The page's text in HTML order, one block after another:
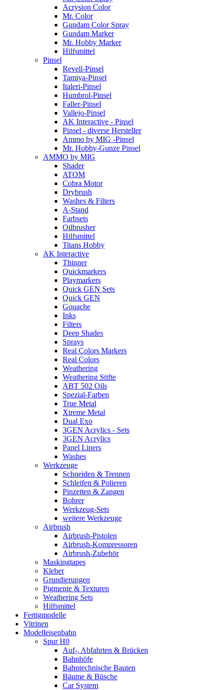
Acrysion Color
Mr. Color
Gundam Color Spray
Gundam Marker
Mr. Hobby Marker
Hilfsmittel
Pinsel
Revell-Pinsel
Tamiya-Pinsel
Italeri-Pinsel
Humbrol-Pinsel
Faller-Pinsel
Vallejo-Pinsel
AK Interactive - Pinsel
Pinsel - diverse Hersteller
Ammo by MIG -Pinsel
Mr. Hobby-Gunze Pinsel
AMMO by MIG
Shader
ATOM
Cobra Motor
Drybrush
Washes & Filters
A-Stand
Farbsets
Oilbrusher
Hilfsmittel
Titans Hobby
AK Interactive
Thinner
Quickmarkers
Playmarkers
Quick GEN Sets
Quick GEN
Gouache
Inks
Filters
Deep Shades
Sprays
Real Colors Markers
Real Colors
Weathering
Weathering Stifte
ABT 502 Oils
Spezial-Farben
True Metal
Xtreme Metal
Dual Exo
3GEN Acrylics - Sets
3GEN Acrylics
Panel Liners
Washes
Werkzeuge
Schneiden & Trennen
Schleifen & Polieren
Pinzetten & Zangen
Bohrer
Werkzeug-Sets
weitere Werkzeuge
Airbrush
Airbrush-Pistolen
Airbrush-Kompressoren
Airbrush-Zubehör
Maskingtapes
Kleber
Grundierungen
Pigmente & Texturen
Weathering Sets
Hilfsmittel
Fertigmodelle
Vitrinen
Modelleisenbahn
Spur H0
Auf-, Abfahrten & Brücken
Bahnhöfe
Bahntechnische Bauten
Bäume & Büsche
Car System